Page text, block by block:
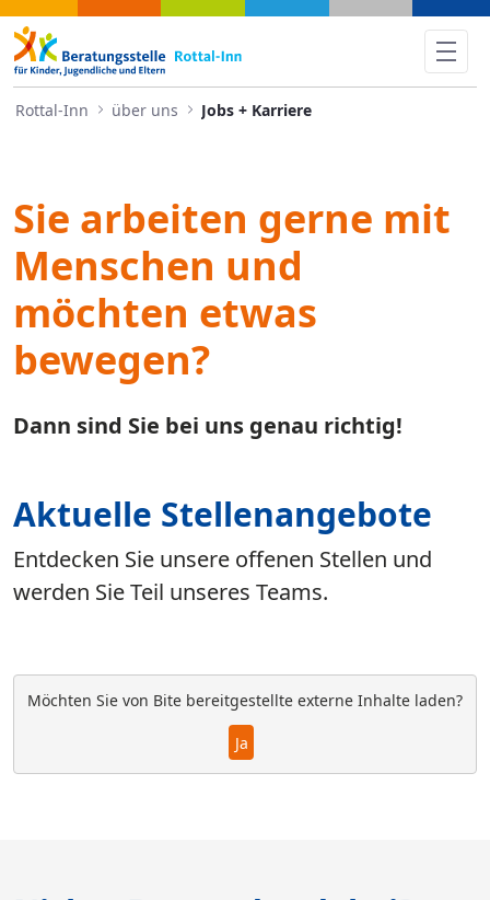
Jobs + Karriere - Rottal-Inn
Rottal-Inn über uns Jobs + Karriere
Sie arbeiten gerne mit
Menschen und
möchten etwas
bewegen?
Dann sind Sie bei uns genau richtig!
Aktuelle Stellenangebote
Entdecken Sie unsere offenen Stellen und
werden Sie Teil unseres Teams.
Möchten Sie von Bite bereitgestellte externe Inhalte laden?
Ja